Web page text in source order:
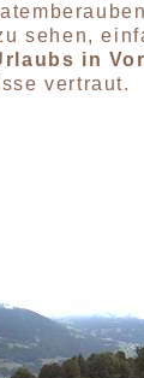
sehen,
in
vertraut.